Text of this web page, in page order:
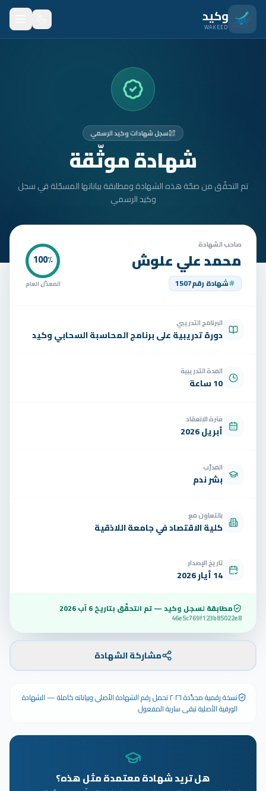
انتقل للمحتوى الرئيسي
وكيد
WAKEED
المتدربون
الأمان
تواصل
الوظائف
سجل شهادات وكيد الرسمي
شهادة موثّقة
تم التحقّق من صحّة هذه الشهادة ومطابقة بياناتها المسجّلة في سجل
وكيد الرسمي
صاحب الشهادة
محمد علي علوش
شهادة رقم1507
100٪
المعدّل العام
البرنامج التدريبي
دورة تدريبية على برنامج المحاسبة السحابي وكيد
المدة التدريبية
10 ساعة
فترة الانعقاد
أبريل 2026
المدرّب
بشر ندم
بالتعاون مع
كلية الاقتصاد في جامعة اللاذقية
تاريخ الإصدار
14 أيار 2026
مطابقة لسجل وكيد — تم التحقّق بتاريخ6 آب 2026
46e5c769f123b85022e8
مشاركة الشهادة
نسخة رقمية مجدَّدة ٢٠٢٦ تحمل رقم الشهادة الأصلي وبياناته كاملة — الشهادة
الورقية الأصلية تبقى سارية المفعول.
هل تريد شهادة معتمدة مثل هذه؟